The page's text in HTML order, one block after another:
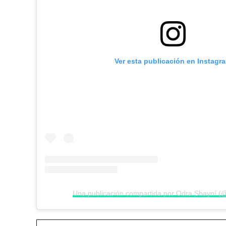
Ver esta publicación en
Una publicación compartida por Odra Shayní